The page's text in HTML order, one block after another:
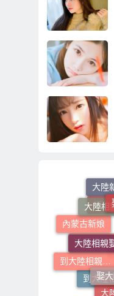
福建
大陸
哈爾濱新
內蒙古新娘
大陸相
到大陸